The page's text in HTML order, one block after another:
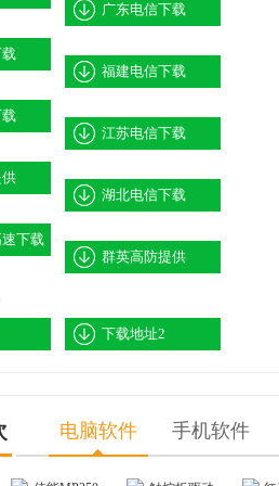
6493笔记本电脑Suyin摄像头
6493笔记本电脑Chicony摄像
ONE D150上网本Suyin摄像头驱动
ONE D150上网本Chincony摄像头
装.exe 自动检测摄像头驱动。
广东电信下载
福建电信下载
江苏电信下载
湖北电信下载
下载
群英高防提供
下载地址2
电脑软件 手机软件